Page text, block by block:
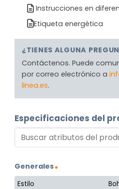
Instrucciones en
Etiqueta energética
¿TIENES ALGUNA
Contáctenos. Puede
por correo electrónico a
linea.es.
Especificaciones del
Generales
Estilo